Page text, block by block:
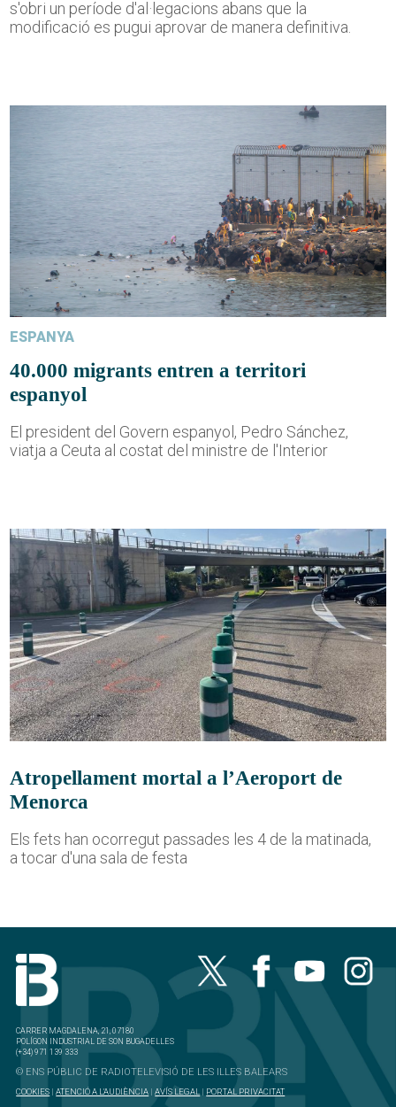
s'obri un període d'al·legacions abans que la
modificació es pugui aprovar de manera definitiva.
ESPANYA
40.000 migrants entren a territori
espanyol
El president del Govern espanyol, Pedro Sánchez,
viatja a Ceuta al costat del ministre de l'Interior
Atropellament mortal a l’Aeroport de
Menorca
Els fets han ocorregut passades les 4 de la matinada,
a tocar d'una sala de festa
CARRER MAGDALENA, 21, 07180
POLÍGON INDUSTRIAL DE SON BUGADELLES
(+34) 971 139 333
© ENS PÚBLIC DE RADIOTELEVISIÓ DE LES ILLES BALEARS
COOKIES |ATENCIÓ A L'AUDIÈNCIA |AVÍS LEGAL | PORTAL PRIVACITAT